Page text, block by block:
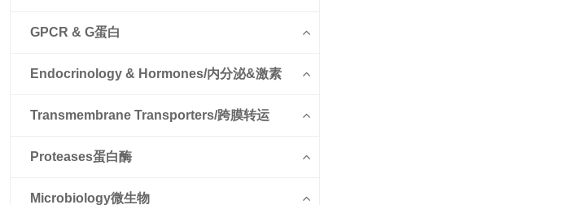
GPCR & G蛋白
Endocrinology & Hormones/内分泌&激素
Transmembrane Transporters/跨膜转运
Proteases蛋白酶
Microbiology微生物